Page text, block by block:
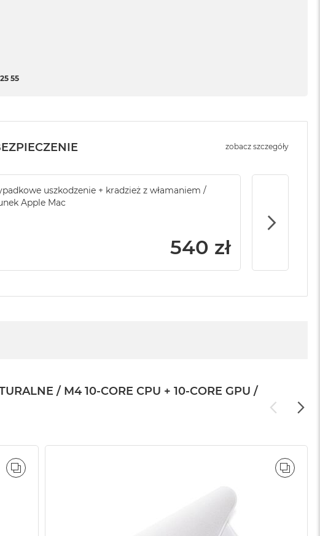
55
serwisowej do Apple
Service Pack Platinum - 3 lata ochrony
uszkodzenie + kradzież z włamaniem /
Apple Mac
540 zł
zobacz szczegóły
/ M4 10-CORE CPU + 10-CORE GPU /
PORÓWNAJ